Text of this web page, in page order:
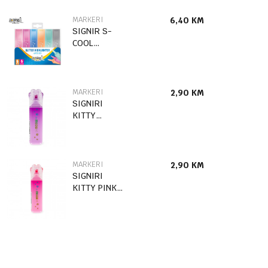
MARKERI
SIGNIR S-
COOL
6,40 KM
MARKERI
SIGNIRI
KITTY
2,90 KM
MARKERI
SIGNIRI
KITTY PINK
2,90 KM